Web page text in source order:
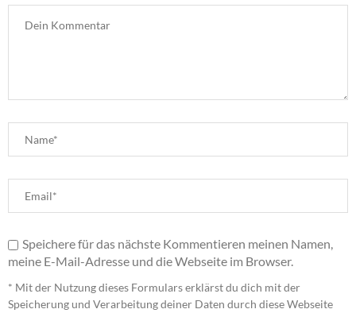
Speichere für das nächste Kommentieren meinen Namen,
meine E-Mail-Adresse und die Webseite im Browser.
* Mit der Nutzung dieses Formulars erklärst du dich mit der
Speicherung und Verarbeitung deiner Daten durch diese Webseite